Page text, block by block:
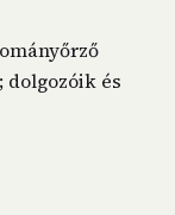
dolgozóik és